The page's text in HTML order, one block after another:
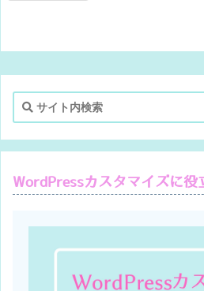
WordPressカスタマイズに役